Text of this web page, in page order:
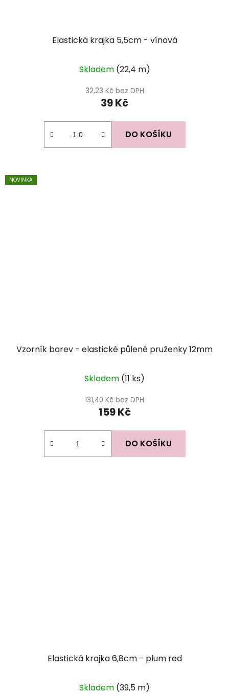
Elastická krajka 5,5cm - vínová
Skladem (22,4 m)
32,23 Kč bez DPH
39 Kč
DO KOŠÍKU
NOVINKA
Vzorník barev - elastické půlené pruženky 12mm
Skladem (11 ks)
131,40 Kč bez DPH
159 Kč
DO KOŠÍKU
Elastická krajka 6,8cm - plum red
Skladem (39,5 m)